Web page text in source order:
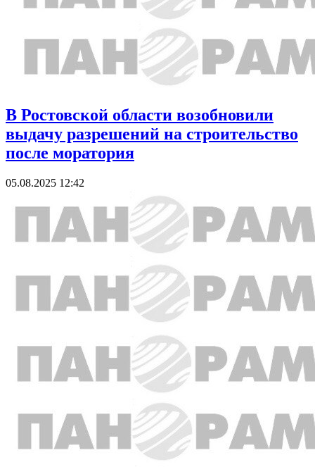
В Ростовской области возобновили
выдачу разрешений на строительство
после моратория
05.08.2025 12:42